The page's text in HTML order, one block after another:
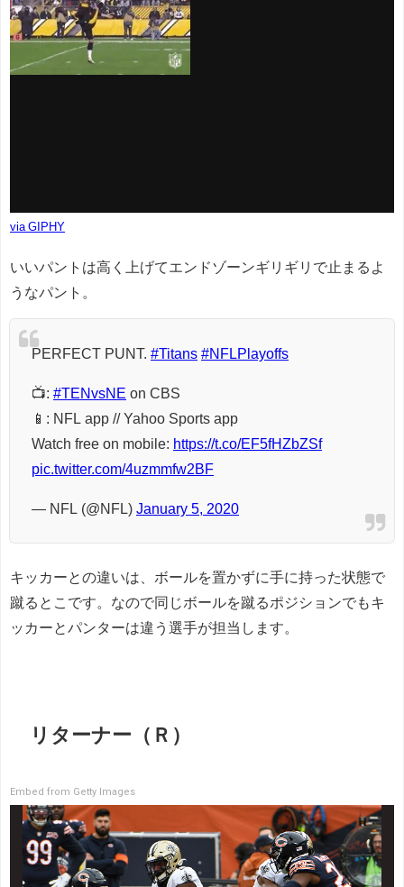
via GIPHY
いいパントは高く上げてエンドゾーンギリギリで止まるよ
うなパント。
PERFECT PUNT. #Titans #NFLPlayoffs
📺: #TENvsNE on CBS
📱: NFL app // Yahoo Sports app
Watch free on mobile: https://t.co/EF5fHZbZSf
pic.twitter.com/4uzmmfw2BF
— NFL (@NFL) January 5, 2020
キッカーとの違いは、ボールを置かずに手に持った状態で
蹴るとこです。なので同じボールを蹴るポジションでもキ
ッカーとパンターは違う選手が担当します。
リターナー（Ｒ）
Embed from Getty Images